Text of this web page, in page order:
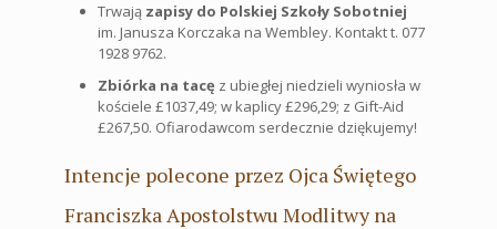
Trwają zapisy do Polskiej Szkoły Sobotniej
im. Janusza Korczaka na Wembley. Kontakt t. 077
1928 9762.
Zbiórka na tacę z ubiegłej niedzieli wyniosła w
kościele £1037,49; w kaplicy £296,29; z Gift-Aid
£267,50. Ofiarodawcom serdecznie dziękujemy!
Intencje polecone przez Ojca Świętego
Franciszka Apostolstwu Modlitwy na